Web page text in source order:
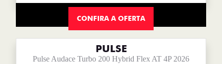
CONFIRA A OFERTA
PULSE
Pulse Audace Turbo 200 Hybrid Flex AT 4P 2026